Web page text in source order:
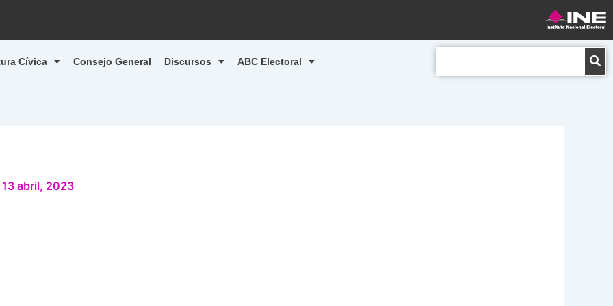
Cívica Consejo General Discursos ABC Electoral
13 abril, 2023